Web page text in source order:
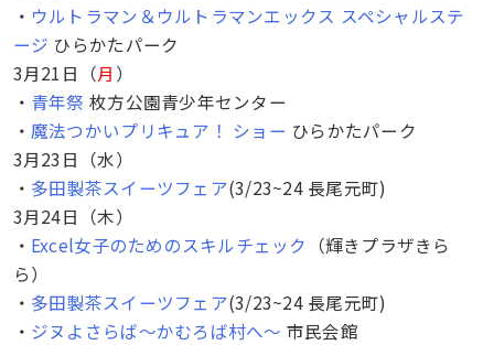
・ ウルトラマン＆ウルトラマンエックス スペシャルステ
ージ ひらかたパーク
3月21日（月 ）
・ 青年祭 枚方公園青少年センター
・ 魔法つかいプリキュア！ ショー ひらかたパーク
3月23日（水）
・ 多田製茶スイーツフェア(3/23~24 長尾元町)
3月24日（木）
・ Excel女子のためのスキルチェック
（輝きプラザきら
ら）
・ 多田製茶スイーツフェア(3/23~24 長尾元町)
・ ジヌよさらば〜かむろば村へ〜 市民会館